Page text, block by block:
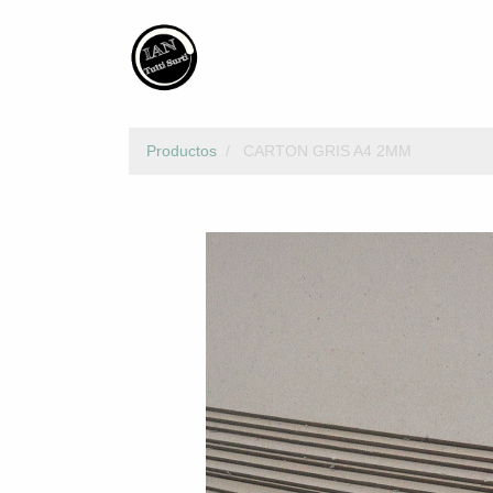
Productos CARTON GRIS A4 2MM